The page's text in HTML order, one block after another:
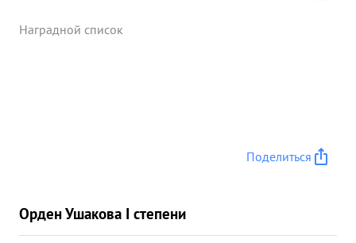
Наградной список
Поделиться
Орден Ушакова I степени